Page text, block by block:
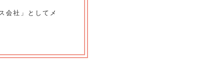
会社」としてメ